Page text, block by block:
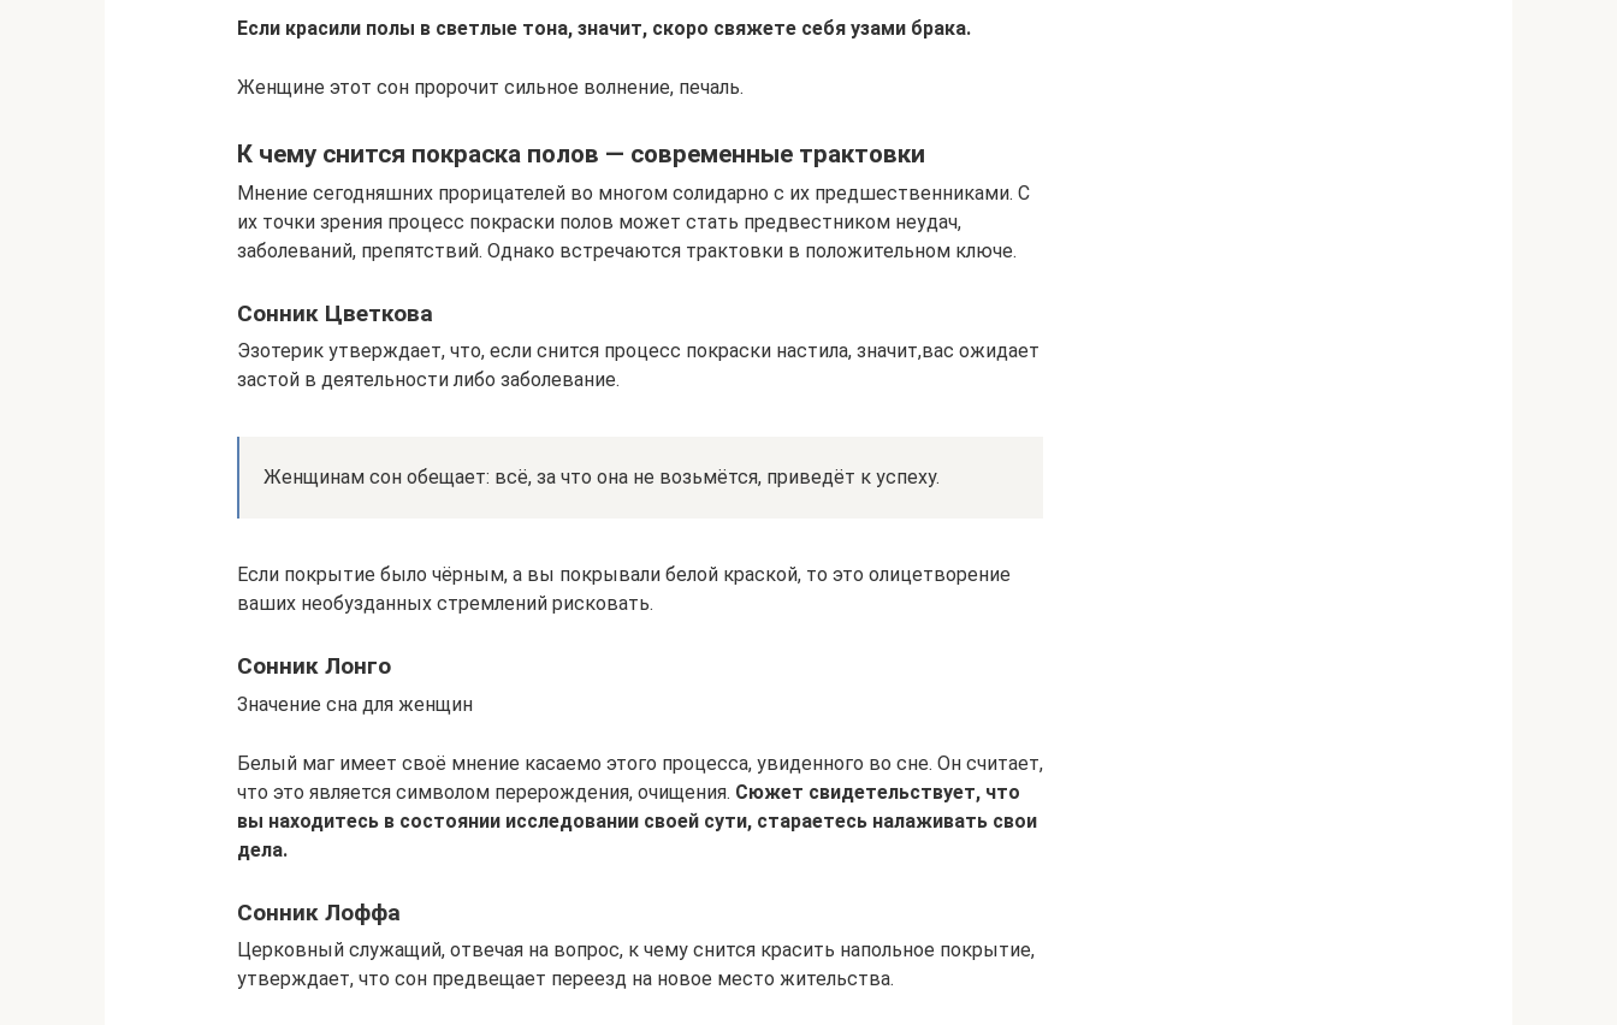
Если красили полы в светлые тона, значит, скоро свяжете себя узами брака.
Женщине этот сон пророчит сильное волнение, печаль.
К чему снится покраска полов — современные трактовки
Мнение сегодняшних прорицателей во многом солидарно с их предшественниками. С
их точки зрения процесс покраски полов может стать предвестником неудач,
заболеваний, препятствий. Однако встречаются трактовки в положительном ключе.
Сонник Цветкова
Эзотерик утверждает, что, если снится процесс покраски настила, значит,вас ожидает
застой в деятельности либо заболевание.
Женщинам сон обещает: всё, за что она не возьмётся, приведёт к успеху.
Если покрытие было чёрным, а вы покрывали белой краской, то это олицетворение
ваших необузданных стремлений рисковать.
Сонник Лонго
Значение сна для женщин
Белый маг имеет своё мнение касаемо этого процесса, увиденного во сне. Он считает,
что это является символом перерождения, очищения. Сюжет свидетельствует, что
вы находитесь в состоянии исследовании своей сути, стараетесь налаживать свои
дела.
Сонник Лоффа
Церковный служащий, отвечая на вопрос, к чему снится красить напольное покрытие,
утверждает, что сон предвещает переезд на новое место жительства.